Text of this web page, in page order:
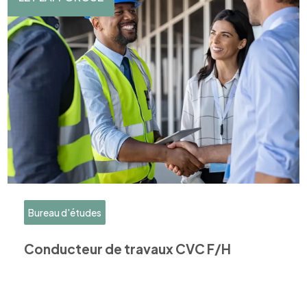
Bureau d'études
Conducteur de travaux CVC F/H